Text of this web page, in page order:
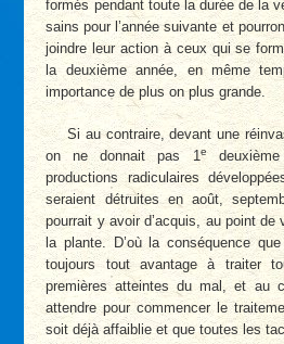
formés pendant toute la durée de la
sains pour l’année suivante et
joindre leur action à ceux qui se
la deuxième année, en même
importance de plus on plus grande.
Si au contraire, devant une
on ne donnait pas 1edeuxième
productions radiculaires
seraient détruites en août,
pourrait y avoir d’acquis, au point de
la plante. D’où la conséquence
toujours tout avantage à traiter
premières atteintes du mal, et au
attendre pour commencer le
soit déjà affaiblie et que toutes les